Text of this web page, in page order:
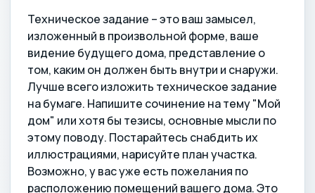
Техническое задание – это ваш замысел,
изложенный в произвольной форме, ваше
видение будущего дома, представление о
том, каким он должен быть внутри и снаружи.
Лучше всего изложить техническое задание
на бумаге. Напишите сочинение на тему "Мой
дом" или хотя бы тезисы, основные мысли по
этому поводу. Постарайтесь снабдить их
иллюстрациями, нарисуйте план участка.
Возможно, у вас уже есть пожелания по
расположению помещений вашего дома. Это